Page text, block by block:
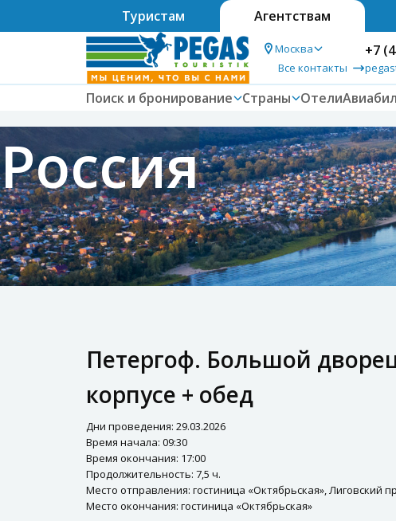
Туристам Агентствам
Москва
Все контакты
+7
Поиск и бронирование Страны Отели
Россия
Петергоф. Большой
корпусе + обед
Дни проведения: 29.03.2026
Время начала: 09:30
Время окончания: 17:00
Продолжительность: 7,5 ч.
Место отправления: гостиница «Октябрьская», Лиговский
Место окончания: гостиница «Октябрьская»